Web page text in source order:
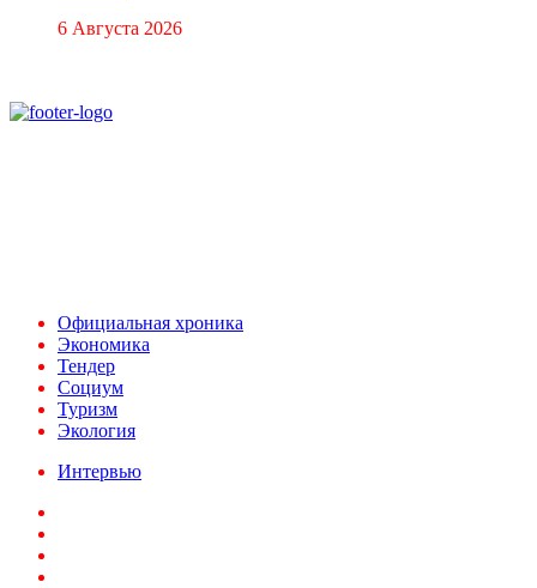
6 Августа 2026
Официальная хроника
Экономика
Тендер
Социум
Туризм
Экология
Интервью